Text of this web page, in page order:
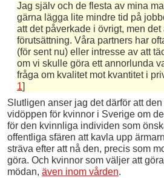
Jag själv och de flesta av mina
gärna lägga lite mindre tid på
att det påverkade i övrigt, men
förutsättning. Våra partners har
(för sent nu) eller intresse av att
om vi skulle göra ett annorlunda
fråga om kvalitet mot kvantitet i
1]
Slutligen anser jag det därför att
vidöppen för kvinnor i Sverige om
för den kvinnliga individen som
offentliga sfären att kavla upp
sträva efter att nå den, precis som
göra. Och kvinnor som väljer att
mödan, även inom vården.